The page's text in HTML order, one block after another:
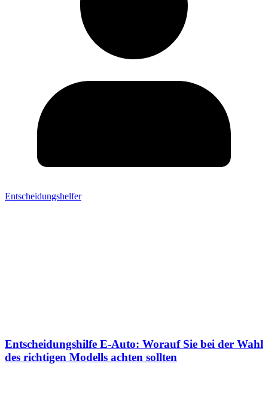
Entscheidungshelfer
Entscheidungshilfe E-Auto: Worauf Sie bei der Wahl
des richtigen Modells achten sollten